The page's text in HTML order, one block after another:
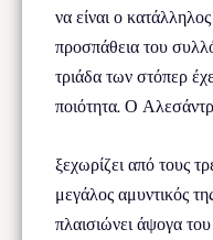
να είναι ο
προσπάθεια του
τριάδα των στόπερ
ποιότητα. Ο
ξεχωρίζει από τους
μεγάλος αμυντικός
πλαισιώνει άψογα